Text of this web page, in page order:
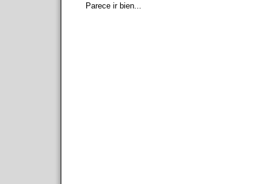
Parece ir bien...